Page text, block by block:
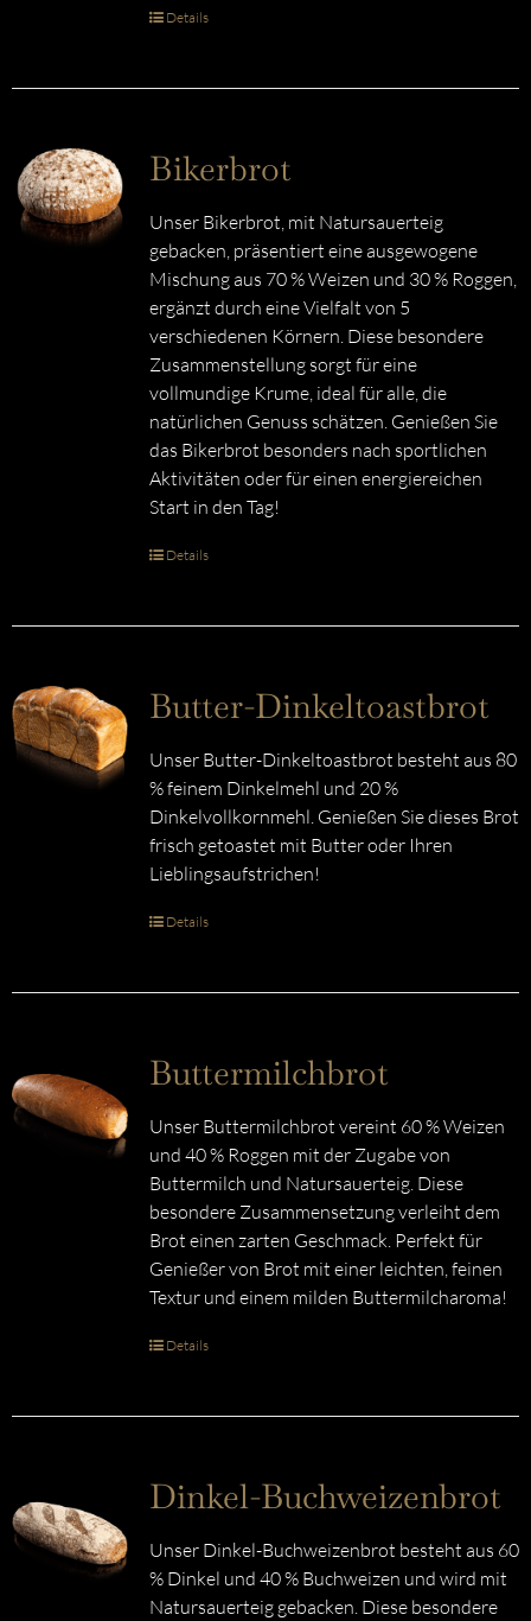
Details
Bikerbrot
Unser Bikerbrot, mit Natursauerteig
gebacken, präsentiert eine ausgewogene
Mischung aus 70 % Weizen und 30 % Roggen,
ergänzt durch eine Vielfalt von 5
verschiedenen Körnern. Diese besondere
Zusammenstellung sorgt für eine
vollmundige Krume, ideal für alle, die
natürlichen Genuss schätzen. Genießen Sie
das Bikerbrot besonders nach sportlichen
Aktivitäten oder für einen energiereichen
Start in den Tag!
Details
Butter-Dinkeltoastbrot
Unser Butter-Dinkeltoastbrot besteht aus 80
% feinem Dinkelmehl und 20 %
Dinkelvollkornmehl. Genießen Sie dieses Brot
frisch getoastet mit Butter oder Ihren
Lieblingsaufstrichen!
Details
Buttermilchbrot
Unser Buttermilchbrot vereint 60 % Weizen
und 40 % Roggen mit der Zugabe von
Buttermilch und Natursauerteig. Diese
besondere Zusammensetzung verleiht dem
Brot einen zarten Geschmack. Perfekt für
Genießer von Brot mit einer leichten, feinen
Textur und einem milden Buttermilcharoma!
Details
Dinkel-Buchweizenbrot
Unser Dinkel-Buchweizenbrot besteht aus 60
% Dinkel und 40 % Buchweizen und wird mit
Natursauerteig gebacken. Diese besondere